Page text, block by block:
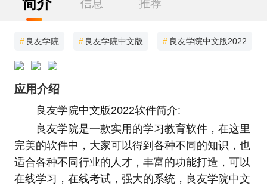
信息 推荐
# 良友学院 # 良友学院中文版 # 良友学院中文版2022
应用介绍
良友学院中文版2022软件简介:
良友学院是一款实用的学习教育软件，在这里
完美的软件中，大家可以得到各种不同的知识，也
适合各种不同行业的人才，丰富的功能打造，可以
在线学习，在线考试，强大的系统，良友学院中文